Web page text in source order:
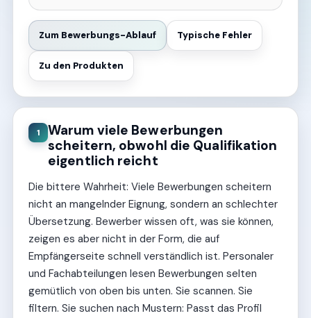
Zum Bewerbungs-Ablauf Typische Fehler
Zu den Produkten
1
Warum viele Bewerbungen
scheitern, obwohl die Qualifikation
eigentlich reicht
Die bittere Wahrheit: Viele Bewerbungen scheitern
nicht an mangelnder Eignung, sondern an schlechter
Übersetzung. Bewerber wissen oft, was sie können,
zeigen es aber nicht in der Form, die auf
Empfängerseite schnell verständlich ist. Personaler
und Fachabteilungen lesen Bewerbungen selten
gemütlich von oben bis unten. Sie scannen. Sie
filtern. Sie suchen nach Mustern: Passt das Profil